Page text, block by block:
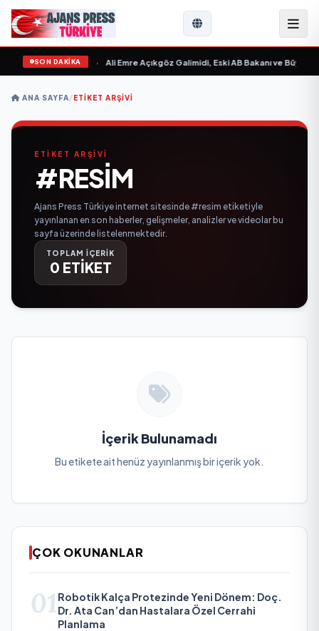
SON DAKİKA
“ yayımlandı Ali Emre Açıkgöz Galimidi, Eski AB Bakanı ve
ANA SAYFA/ETIKET ARŞIVI
ETİKET ARŞİVİ
#RESIM
Ajans Press Türkiye internet sitesinde #resim etiketiyle
yayınlanan en son haberler, gelişmeler, analizler ve videolar bu
sayfa üzerinde listelenmektedir.
TOPLAM İÇERİK
0 ETİKET
İçerik Bulunamadı
Bu etikete ait henüz yayınlanmış bir içerik yok.
ÇOK OKUNANLAR
01 Robotik Kalça Protezinde Yeni Dönem: Doç.
Dr. Ata Can’dan Hastalara Özel Cerrahi
Planlama